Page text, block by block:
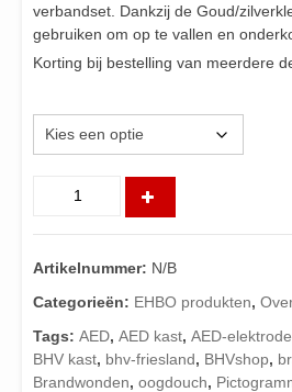
tot
€31,05
verbandset. Dankzij de Goud/
gebruiken om op te vallen en
Korting bij bestelling van meerdere
-
160
x
cm
aantal
Artikelnummer: N/B
Categorieën: EHBO produkten,
Tags: AED, AED kast, AED-
BHV kast, bhv-friesland, BHVshop,
Brandwonden, oogdouch,